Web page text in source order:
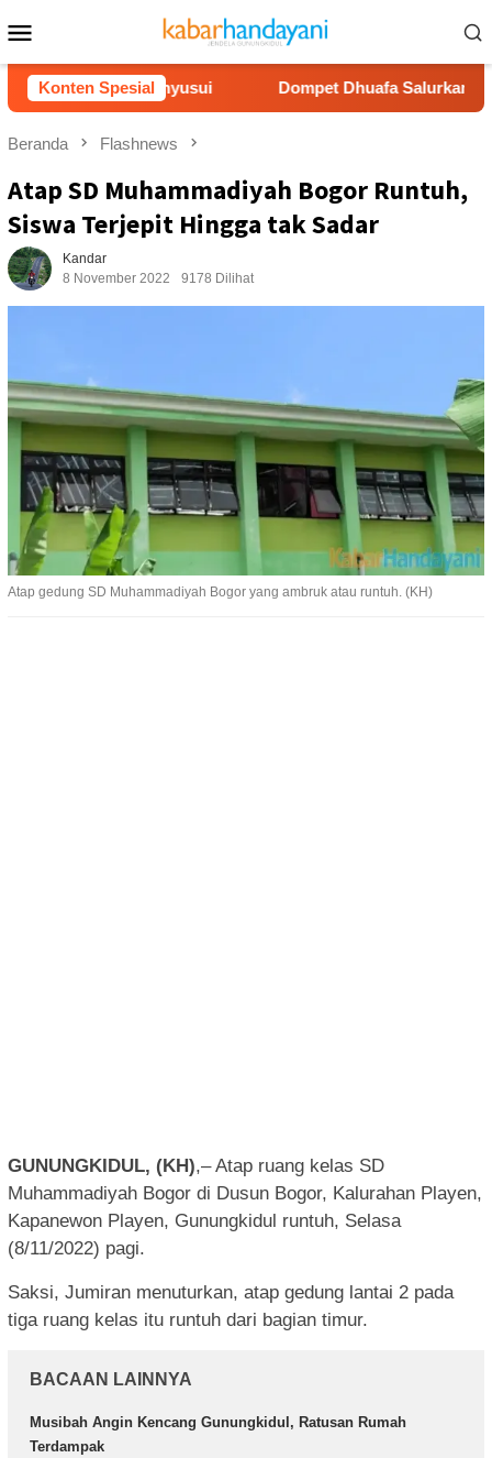
ke
kontenMobile
Konten Spesial
dan Menyusui Dompet Dhuafa Salurkan 150 Ribu
Beranda Flashnews
Atap SD Muhammadiyah Bogor Runtuh,
Siswa Terjepit Hingga tak Sadar
Kandar
8 November 2022
9178 Dilihat
Atap gedung SD Muhammadiyah Bogor yang ambruk atau runtuh. (KH)
GUNUNGKIDUL, (KH),– Atap ruang kelas SD
Muhammadiyah Bogor di Dusun Bogor, Kalurahan Playen,
Kapanewon Playen, Gunungkidul runtuh, Selasa
(8/11/2022) pagi.
Saksi, Jumiran menuturkan, atap gedung lantai 2 pada
tiga ruang kelas itu runtuh dari bagian timur.
BACAAN LAINNYA
Musibah Angin Kencang Gunungkidul, Ratusan Rumah
Terdampak